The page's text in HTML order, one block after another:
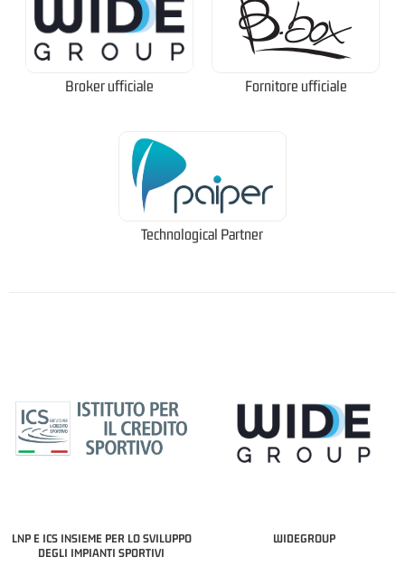
Broker ufficiale Fornitore ufficiale
Technological Partner
LNP E ICS INSIEME PER LO SVILUPPO
DEGLI IMPIANTI SPORTIVI
WIDEGROUP